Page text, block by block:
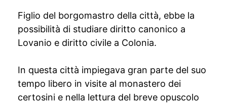
Figlio del borgomastro della città, ebbe la
possibilità di studiare diritto canonico a
Lovanio e diritto civile a Colonia.
In questa città impiegava gran parte del suo
tempo libero in visite al monastero dei
certosini e nella lettura del breve opuscolo